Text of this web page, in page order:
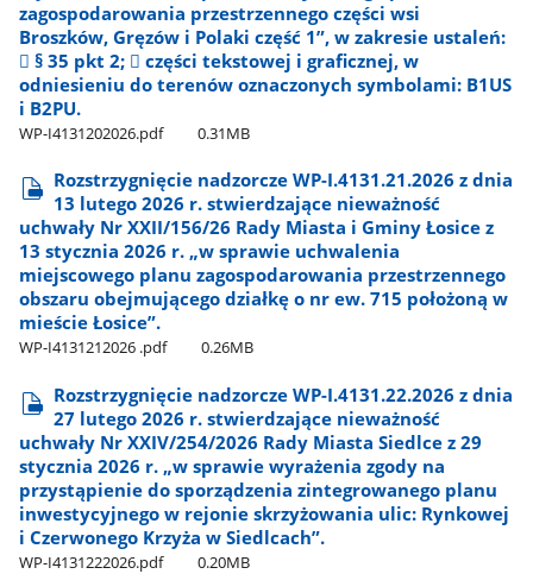
zagospodarowania przestrzennego części wsi
Broszków, Gręzów i Polaki część 1”, w zakresie ustaleń:
 § 35 pkt 2;  części tekstowej i graficznej, w
odniesieniu do terenów oznaczonych symbolami: B1US
i B2PU.
WP-I4131202026.pdf 0.31MB
Rozstrzygnięcie nadzorcze WP-I.4131.21.2026 z dnia
13 lutego 2026 r. stwierdzające nieważność
uchwały Nr XXII/156/26 Rady Miasta i Gminy Łosice z
13 stycznia 2026 r. „w sprawie uchwalenia
miejscowego planu zagospodarowania przestrzennego
obszaru obejmującego działkę o nr ew. 715 położoną w
mieście Łosice”.
WP-I4131212026 .pdf 0.26MB
Rozstrzygnięcie nadzorcze WP-I.4131.22.2026 z dnia
27 lutego 2026 r. stwierdzające nieważność
uchwały Nr XXIV/254/2026 Rady Miasta Siedlce z 29
stycznia 2026 r. „w sprawie wyrażenia zgody na
przystąpienie do sporządzenia zintegrowanego planu
inwestycyjnego w rejonie skrzyżowania ulic: Rynkowej
i Czerwonego Krzyża w Siedlcach”.
WP-I4131222026.pdf 0.20MB